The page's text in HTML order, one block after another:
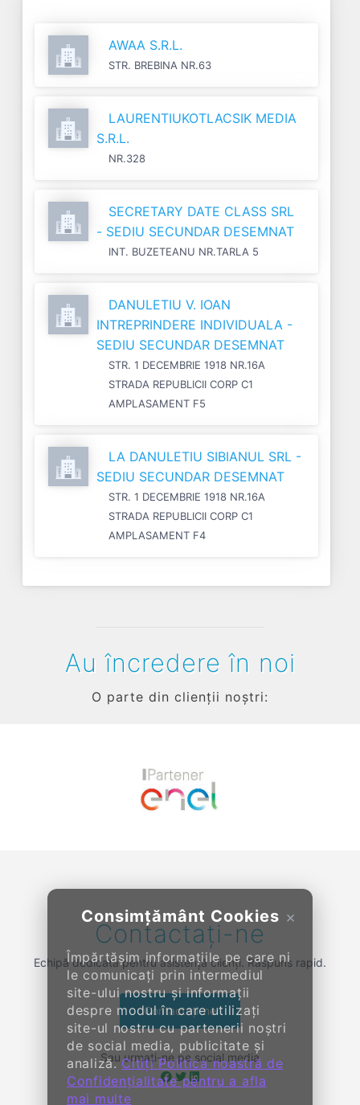
AWAA S.R.L.
STR. BREBINA NR.63
LAURENTIUKOTLACSIK MEDIA
S.R.L.
NR.328
SECRETARY DATE CLASS SRL
- SEDIU SECUNDAR DESEMNAT
INT. BUZETEANU NR.TARLA 5
DANULETIU V. IOAN
INTREPRINDERE INDIVIDUALA -
SEDIU SECUNDAR DESEMNAT
STR. 1 DECEMBRIE 1918 NR.16A
STRADA REPUBLICII CORP C1
AMPLASAMENT F5
LA DANULETIU SIBIANUL SRL -
SEDIU SECUNDAR DESEMNAT
STR. 1 DECEMBRIE 1918 NR.16A
STRADA REPUBLICII CORP C1
AMPLASAMENT F4
×
Consimțământ Cookies
Împărtășim informațiile pe care ni
le comunicați prin intermediul
site-ului nostru și informații
despre modul în care utilizați
site-ul nostru cu partenerii noștri
de social media, publicitate și
analiză.Citiți Politica noastră de
Confidențialitate pentru a afla
mai multe
Au încredere în noi
O parte din clienții noștri:
Contactați-ne
Echipă dedicată pentru asistență clienți. Răspuns rapid.
Contactați-ne
Sau urmați-ne pe social media